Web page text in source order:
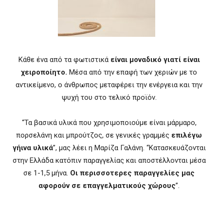
Κάθε ένα από τα φωτιστικά είναι μοναδικό γιατί είναι
χειροποίητο. Μέσα από την επαφή των χεριών με το
αντικείμενο, ο άνθρωπος μεταφέρει την ενέργεια και την
ψυχή του στο τελικό προϊόν.
“Τα βασικά υλικά που χρησιμοποιούμε είναι μάρμαρο,
πορσελάνη και μπρούτζος, σε γενικές γραμμές επιλέγω
γήινα υλικά”, μας λέει η Μαρίζα Γαλάνη. “Κατασκευάζονται
στην Ελλάδα κατόπιν παραγγελίας και αποστέλλονται μέσα
σε 1-1,5 μήνα. Οι περισσοτερες παραγγελίες μας
αφορούν σε επαγγελματικούς χώρους”.